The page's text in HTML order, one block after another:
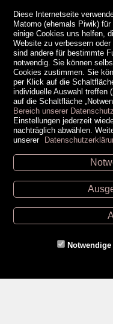
Diese Internetseite
Matomo (ehemals Piwik)
einige Cookies uns helfen,
Website zu verbessern oder
sind andere für bestimmte
notwendig. Sie können
Cookies zustimmen. Sie
per Klick auf die
individuelle Auswahl treffen
auf die Schaltfläche
Bereich unserer
Einstellungen jederzeit
nachträglich abwählen.
unserer
Notwendige